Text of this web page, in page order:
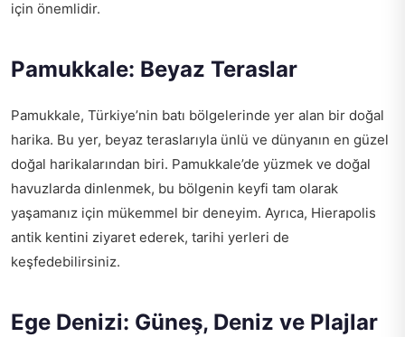
için önemlidir.
Pamukkale: Beyaz Teraslar
Pamukkale, Türkiye’nin batı bölgelerinde yer alan bir doğal
harika. Bu yer, beyaz teraslarıyla ünlü ve dünyanın en güzel
doğal harikalarından biri. Pamukkale’de yüzmek ve doğal
havuzlarda dinlenmek, bu bölgenin keyfi tam olarak
yaşamanız için mükemmel bir deneyim. Ayrıca, Hierapolis
antik kentini ziyaret ederek, tarihi yerleri de
keşfedebilirsiniz.
Ege Denizi: Güneş, Deniz ve Plajlar